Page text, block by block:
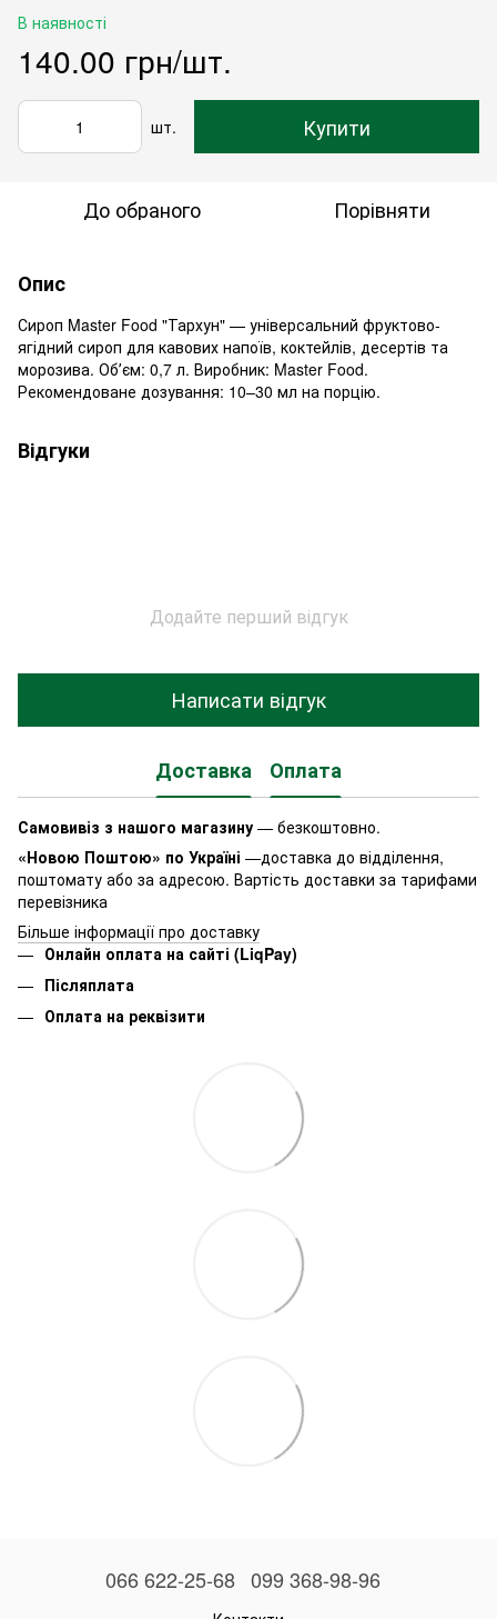
В наявності
140.00 грн/шт.
шт. Купити
До обраного Порівняти
Опис
Сироп Master Food "Тархун" — універсальний фруктово-
ягідний сироп для кавових напоїв, коктейлів, десертів та
морозива. Обʼєм: 0,7 л. Виробник: Master Food.
Рекомендоване дозування: 10–30 мл на порцію.
Відгуки
Додайте перший відгук
Написати відгук
Доставка Оплата
Самовивіз з нашого магазину — безкоштовно.
«Новою Поштою» по Україні —доставка до відділення,
поштомату або за адресою. Вартість доставки за тарифами
перевізника
Більше інформації про доставку
Онлайн оплата на сайті (LiqPay)
Післяплата
Оплата на реквізити
066 622-25-68 099 368-98-96